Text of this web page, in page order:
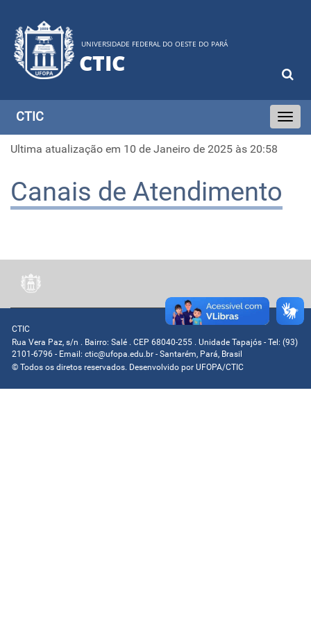
UNIVERSIDADE FEDERAL DO OESTE DO PARÁ
CTIC
Toggle
CTIC
Ultima atualização em 10 de Janeiro de 2025 às 20:58
Canais de Atendimento
CTIC
Rua Vera Paz, s/n . Bairro: Salé . CEP 68040-255 . Unidade Tapajós - Tel: (93)
2101-6796 - Email: ctic@ufopa.edu.br - Santarém, Pará, Brasil
© Todos os diretos reservados. Desenvolvido por UFOPA/CTIC